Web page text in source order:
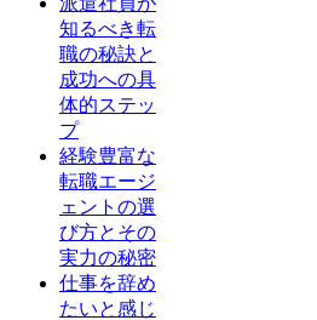
知るべき転
職の秘訣と
成功への具
体的ステッ
プ
経験豊富な
転職エージ
ェントの選
び方とその
実力の秘密
仕事を辞め
たいと感じ